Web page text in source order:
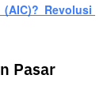
Revolusi
Pasar